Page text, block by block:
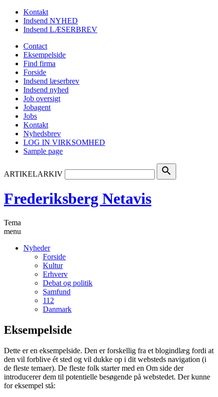
Kontakt
Indsend NYHED
Indsend LÆSERBREV
Contact
Eksempelside
Find firma
Forside
Indsend læserbrev
Indsend nyhed
Job oversigt
Jobagent
Jobs
Kontakt
Nyhedsbrev
LOG IN VIRKSOMHED
Sample page
ARTIKELARKIV search
Frederiksberg Netavis
Tema
menu
Nyheder
Forside
Kultur
Erhverv
Debat og politik
Samfund
112
Danmark
Eksempelside
Dette er en eksempelside. Den er forskellig fra et blogindlæg fordi at
den vil forblive ét sted og vil dukke op i dit websteds navigation (i
de fleste temaer). De fleste folk starter med en Om side der
introducerer dem til potentielle besøgende på webstedet. Der kunne
for eksempel stå: